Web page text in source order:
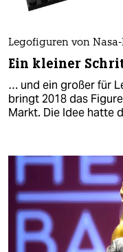
Legofiguren von
Ein kleiner
… und ein großer für
bringt 2018 das
Markt. Die Idee hatte